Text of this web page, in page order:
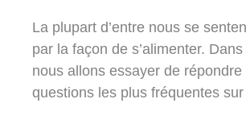
La plupart d’entre nous se
par la façon de s’alimenter.
nous allons essayer de répondre
questions les plus fréquentes